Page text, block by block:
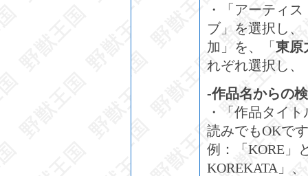
・「アーティ
ブ」を選択し、
加」を、「 東原
れぞれ選択し、
-作品名からの
・「作品タイ
読みでもOKで
例：「KORE」
KOREKATA」